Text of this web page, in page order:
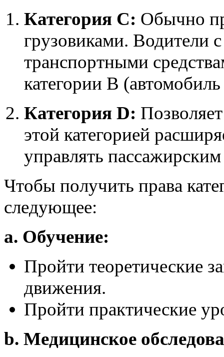
Категория С: Обычно
грузовиками. Водители
транспортными
категории B
Категория D:
этой категорией
управлять
Чтобы получить права
следующее:
a. Обучение:
Пройти теоретические
движения.
Пройти практические
b. Медицинское